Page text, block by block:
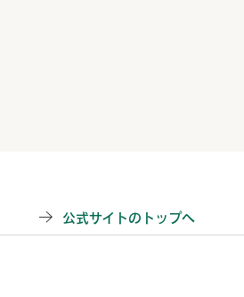
公式サイトのトップへ